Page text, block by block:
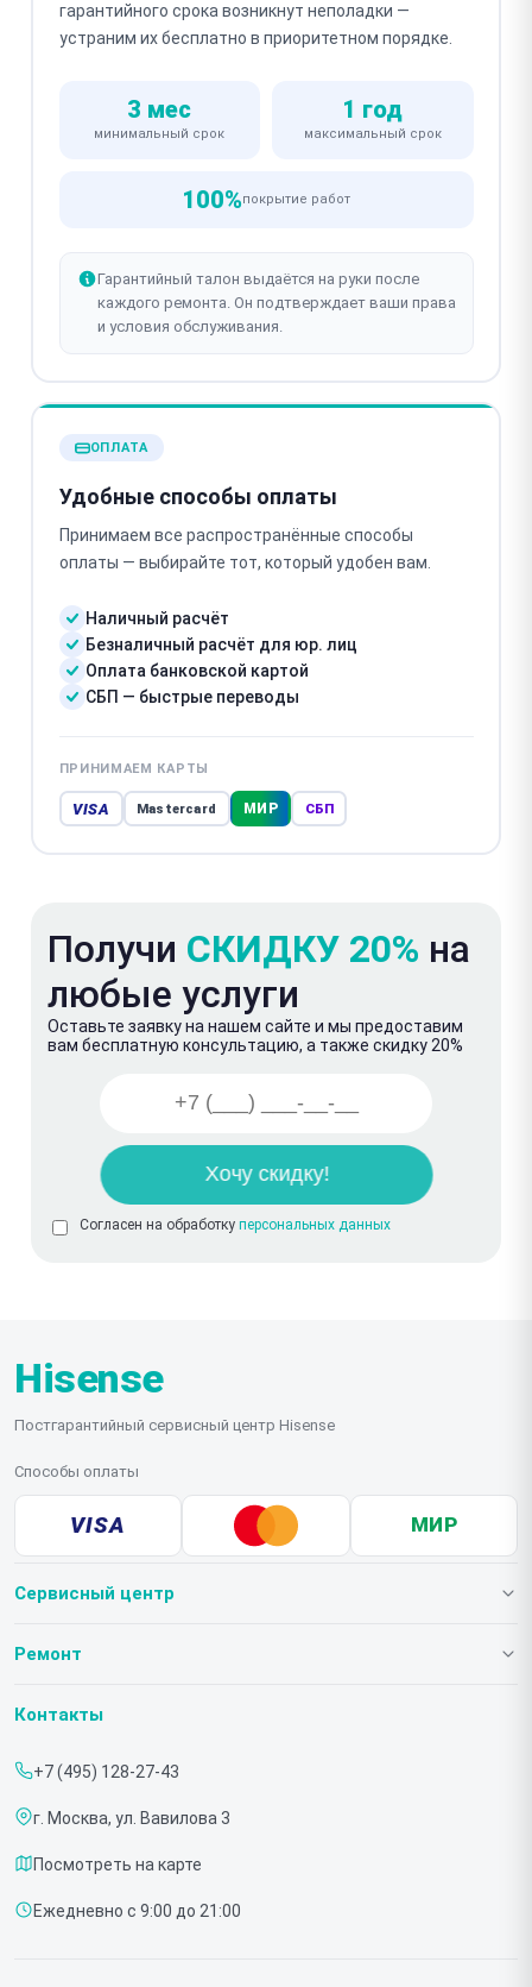
гарантийного срока возникнут неполадки —
устраним их бесплатно в приоритетном порядке.
3 мес
минимальный срок
1 год
максимальный срок
100%покрытие работ
Гарантийный талон выдаётся на руки после
каждого ремонта. Он подтверждает ваши права
и условия обслуживания.
ОПЛАТА
Удобные способы оплаты
Принимаем все распространённые способы
оплаты — выбирайте тот, который удобен вам.
Наличный расчёт
Безналичный расчёт для юр. лиц
Оплата банковской картой
СБП — быстрые переводы
ПРИНИМАЕМ КАРТЫ
VISA Mastercard МИР СБП
Получи СКИДКУ 20% на
любые услуги
Оставьте заявку на нашем сайте и мы предоставим
вам бесплатную консультацию, а также скидку 20%
Согласен на обработку персональных данных
Hisense
Постгарантийный сервисный центр Hisense
Способы оплаты
VISA МИР
Сервисный центр
О нашем сервисе
Срочный ремонт
Доставка и способы оплаты
Диагностика
Контакты
Ремонт
Телевизоров
Контакты
+7 (495) 128-27-43
г. Москва, ул. Вавилова 3
Посмотреть на карте
Ежедневно с 9:00 до 21:00